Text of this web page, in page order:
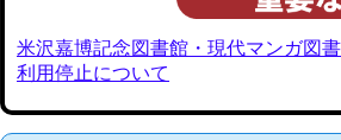
米沢嘉博記念図書館・現代マンガ図
利用停止について